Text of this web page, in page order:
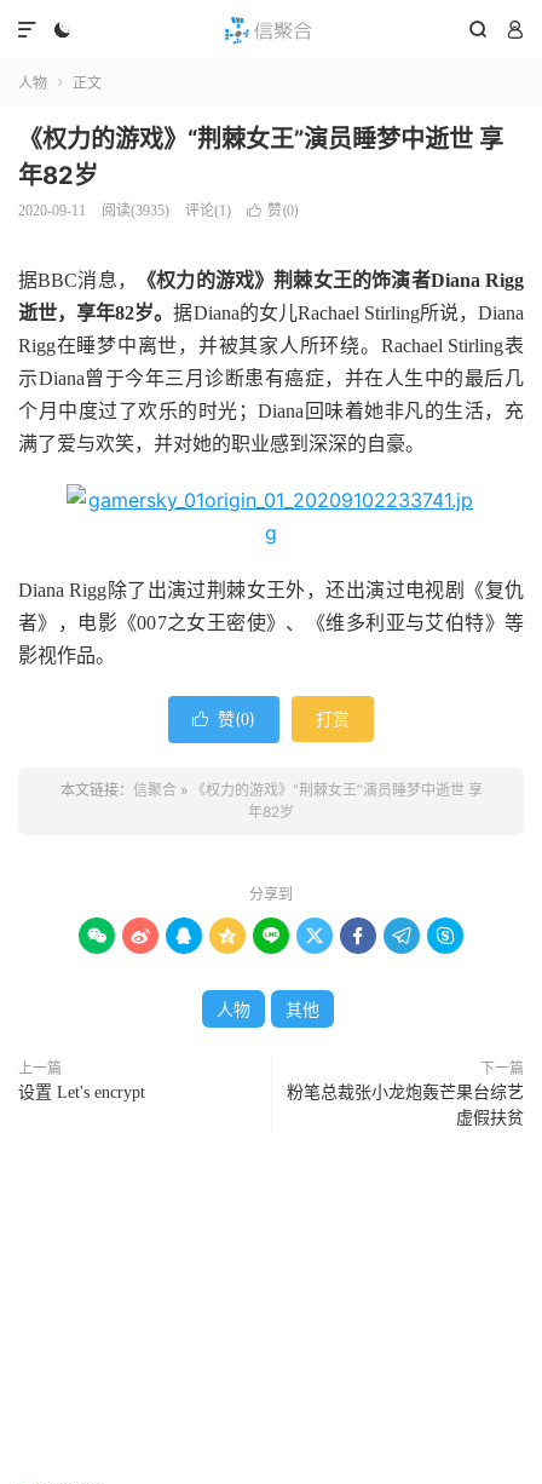
  

人物  正文
《权力的游戏》“荆棘女王”演员睡梦中逝世 享
年82岁
2020-09-11 阅读(3935) 评论(1)  赞(0)
据BBC消息，
《权力的游戏》荆棘女王的饰演者Diana Rigg
逝世，享年82岁。据Diana的女儿Rachael Stirling所说，Diana
Rigg在睡梦中离世，并被其家人所环绕。Rachael Stirling表
示Diana曾于今年三月诊断患有癌症，并在人生中的最后几
个月中度过了欢乐的时光；Diana回味着她非凡的生活，充
满了爱与欢笑，并对她的职业感到深深的自豪。
Diana Rigg除了出演过荆棘女王外，还出演过电视剧《复仇
者》，电影《007之女王密使》、《维多利亚与艾伯特》等
影视作品。
 赞(0) 打赏
本文链接： 信聚合» 《权力的游戏》“荆棘女王”演员睡梦中逝世 享
年82岁
分享到
        
人物 其他
上一篇
设置 Let's encrypt
下一篇
粉笔总裁张小龙炮轰芒果台综艺
虚假扶贫